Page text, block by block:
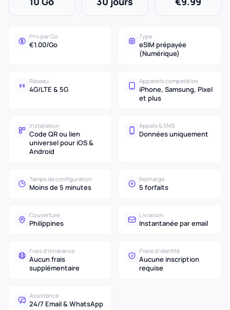
Prix par Go
€1.00/Go
Type
eSIM prépayée
(Numérique)
Réseau
4G/LTE & 5G
Appareils compatibles
iPhone, Samsung, Pixel
et plus
Installation
Code QR ou lien
universel pour iOS &
Android
Appels & SMS
Données uniquement
Temps de configuration
Moins de 5 minutes
Recharge
5 forfaits
Couverture
Philippines
Livraison
Instantanée par email
Frais d'itinérance
Aucun frais
supplémentaire
Pièce d'identité
Aucune inscription
requise
Assistance
24/7 Email & WhatsApp